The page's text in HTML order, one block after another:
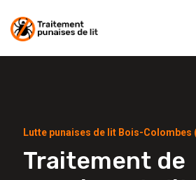
Lutte punaises de lit Bois-Colombes
Traitement de